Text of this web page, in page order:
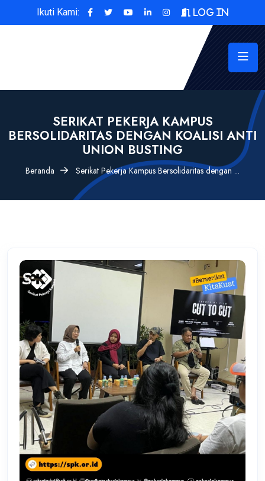
Ikuti Kami: Log In
SERIKAT PEKERJA KAMPUS
BERSOLIDARITAS DENGAN KOALISI ANTI
UNION BUSTING
Beranda Serikat Pekerja Kampus Bersolidaritas dengan ...